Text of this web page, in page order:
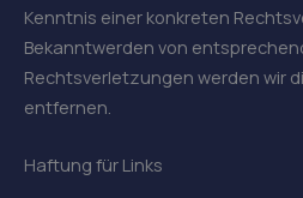
Kenntnis einer konkreten
Bekanntwerden von
Rechtsverletzungen werden wir
entfernen.
Haftung für Links